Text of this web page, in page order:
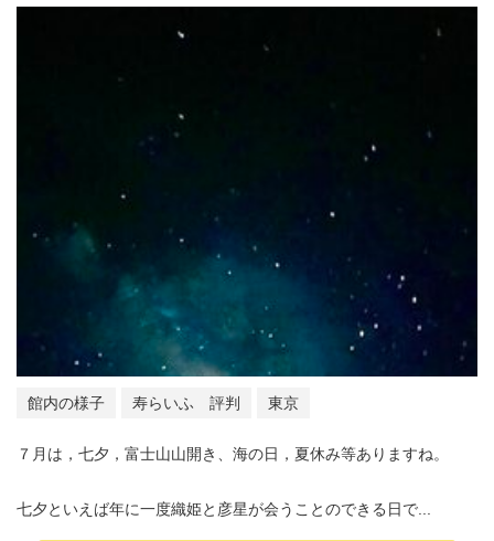
館内の様子 寿らいふ 評判 東京
７月は，七夕，富士山山開き、海の日，夏休み等ありますね。
七夕といえば年に一度織姫と彦星が会うことのできる日で...